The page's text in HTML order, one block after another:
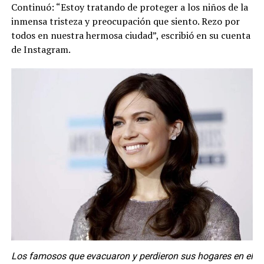
Continuó: “Estoy tratando de proteger a los niños de la
inmensa tristeza y preocupación que siento. Rezo por
todos en nuestra hermosa ciudad”, escribió en su cuenta
de Instagram.
Los famosos que evacuaron y perdieron sus hogares en el